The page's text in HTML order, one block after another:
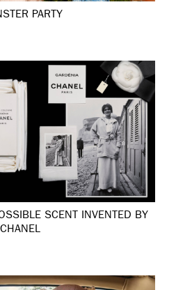
PARTY
SCENT INVENTED BY
CHANEL